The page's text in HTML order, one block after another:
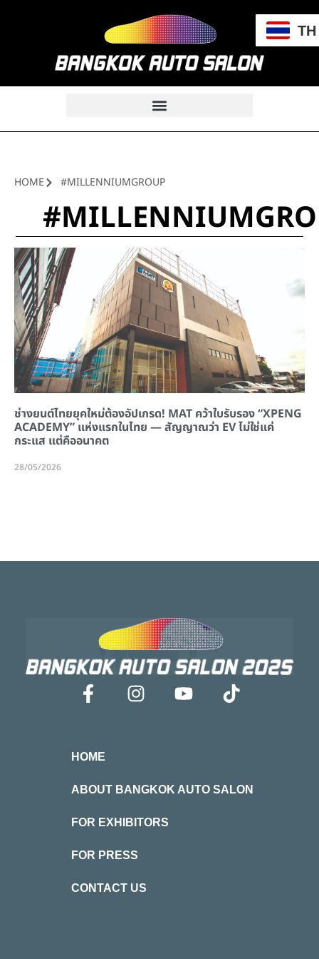
HOME #MILLENNIUMGROUP
ช่างยนต์ไทยยุคใหม่ต้องอัปเกรด! MAT คว้าใบรับรอง “XPENG
ACADEMY” แห่งแรกในไทย — สัญญาณว่า EV ไม่ใช่แค่
กระแส แต่คืออนาคต
28/05/2026
HOME
ABOUT BANGKOK AUTO SALON
FOR EXHIBITORS
FOR PRESS
CONTACT US
TH